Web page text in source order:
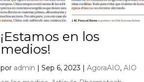
¡Estamos en los
medios!
por admin |Sep 6, 2023 |AgoraAIO,AIO